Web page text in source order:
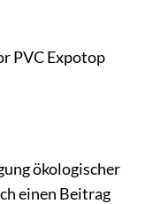
PVC Expotop
ökologischer
einen Beitrag